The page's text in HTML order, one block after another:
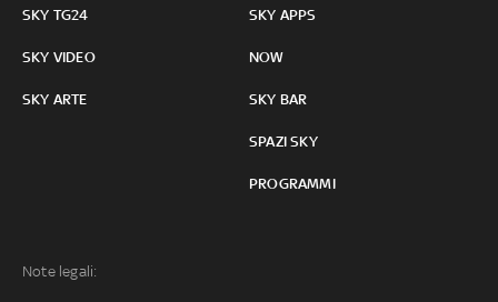
SKY TG24
SKY VIDEO
SKY ARTE
SKY APPS
NOW
SKY BAR
SPAZI SKY
PROGRAMMI
Note legali: